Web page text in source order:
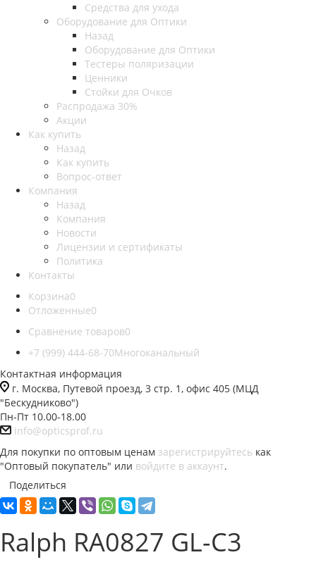
Средства для ухода
Оборудование для Оптики
Назад
Оборудование для Оптики
Тестеры поляризации
Ценники
Стойки для Очков
Распродажа 30%
Акции
Как купить
Назад
Как купить
Вопрос-ответ
Компания
Назад
Компания
Новости
Лицензии и сертификаты
Политика
Контакты
Корзина0
Отложенные0
Сравнение товаров0
+7 (999) 444-68-70Многоканальный
Контактная информация
г. Москва, Путевой проезд, 3 стр. 1, офис 405 (МЦД
"Бескудниково")
Пн-Пт 10.00-18.00
info@opticsprof.ru
Для покупки по оптовым ценам зарегистрируйтесь как
"Оптовый покупатель" или войдите в аккаунт.
Поделиться
Ralph RA0827 GL-C3